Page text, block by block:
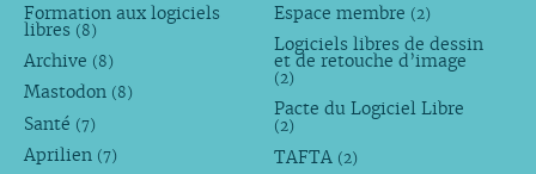
Formation aux logiciels
libres (8)
Archive (8)
Mastodon (8)
Santé (7)
Aprilien (7)
Espace membre (2)
Logiciels libres de dessin
et de retouche d’image
(2)
Pacte du Logiciel Libre
(2)
TAFTA (2)